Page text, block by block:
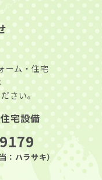
ーム・住宅
さい。
宅設備
：ハラサキ）